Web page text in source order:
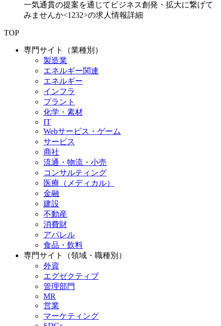
一気通貫の提案を通じてビジネス創発・拡大に繋げて
みませんか<1232>の求人情報詳細
TOP
専門サイト（業種別）
製造業
エネルギー関連
エネルギー
インフラ
プラント
化学・素材
IT
Webサービス・ゲーム
サービス
商社
流通・物流・小売
コンサルティング
医療（メディカル）
金融
建設
不動産
消費財
アパレル
食品・飲料
専門サイト（領域・職種別）
外資
エグゼクティブ
管理部門
MR
営業
マーケティング